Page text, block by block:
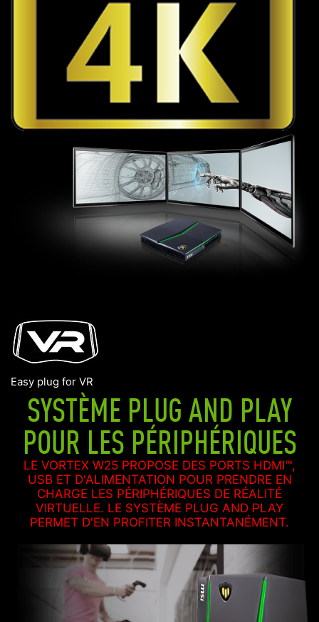
Easy plug for VR
SYSTÈME PLUG AND PLAY
POUR LES PÉRIPHÉRIQUES
LE VORTEX W25 PROPOSE DES PORTS HDMI™,
USB ET D'ALIMENTATION POUR PRENDRE EN
CHARGE LES PÉRIPHÉRIQUES DE RÉALITÉ
VIRTUELLE. LE SYSTÈME PLUG AND PLAY
PERMET D'EN PROFITER INSTANTANÉMENT.